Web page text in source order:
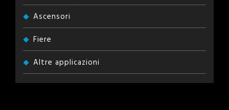
Ascensori
Fiere
Altre applicazioni